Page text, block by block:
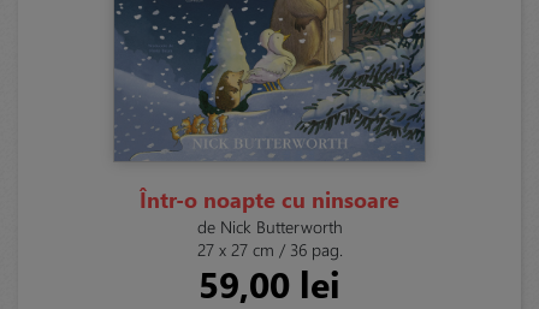
Într-o noapte cu ninsoare
de Nick Butterworth
27 x 27 cm / 36 pag.
59,00 lei